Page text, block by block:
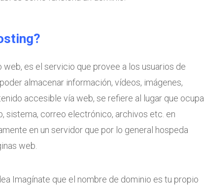
es el servicio que provee a los usuarios de
almacenar información, vídeos, imágenes,
accesible vía web, se refiere al lugar que ocupa
sistema, correo electrónico, archivos etc. en
en un servidor que por lo general hospeda
web.
Imagínate que el nombre de dominio es tu propio